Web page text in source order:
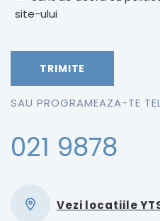
site-ului
SAU PROGRAMEAZA-TE
021 9878
Vezi locatiile